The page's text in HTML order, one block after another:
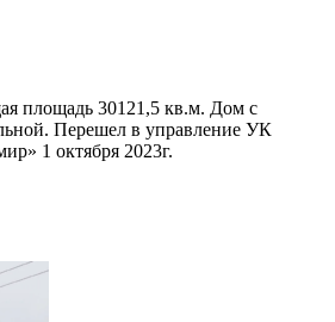
площадь 30121,5 кв.м. Дом с
Перешел в управление УК
1 октября 2023г.